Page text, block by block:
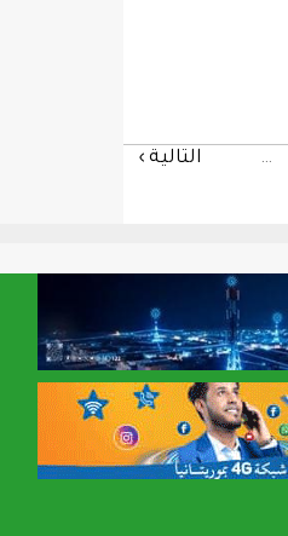
…
التالية ›